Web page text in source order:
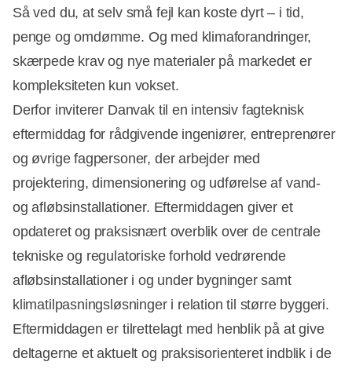
Så ved du, at selv små fejl kan koste dyrt – i tid,
penge og omdømme. Og med klimaforandringer,
skærpede krav og nye materialer på markedet er
kompleksiteten kun vokset.
Derfor inviterer Danvak til en intensiv fagteknisk
eftermiddag for rådgivende ingeniører, entreprenører
og øvrige fagpersoner, der arbejder med
projektering, dimensionering og udførelse af vand-
og afløbsinstallationer. Eftermiddagen giver et
opdateret og praksisnært overblik over de centrale
tekniske og regulatoriske forhold vedrørende
afløbsinstallationer i og under bygninger samt
klimatilpasningsløsninger i relation til større byggeri.
Eftermiddagen er tilrettelagt med henblik på at give
deltagerne et aktuelt og praksisorienteret indblik i de